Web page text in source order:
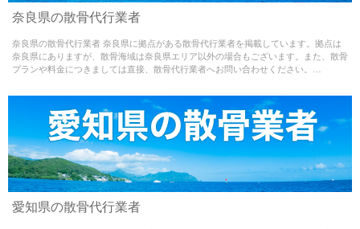
Warning: Use of undefined constant - assumed ' ' (this
/home/misao09110704/medialynxjapan.com/public_html/
奈良県の散骨代行業者
奈良県の散骨代行業者 奈良県に拠点がある散骨代行業者を掲載しています。拠点は
奈良県にありますが、散骨海域は奈良県エリア以外の場合もございます。また、散骨
プランや料金につきましては直接、散骨代行業者へお問い合わせください。…
Warning: Use of undefined constant - assumed ' ' (this
愛知県の散骨代行業者